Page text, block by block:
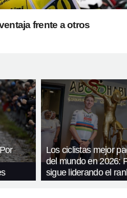
frente a otros
Los ciclistas mejor
del mundo en 2026:
sigue liderando el